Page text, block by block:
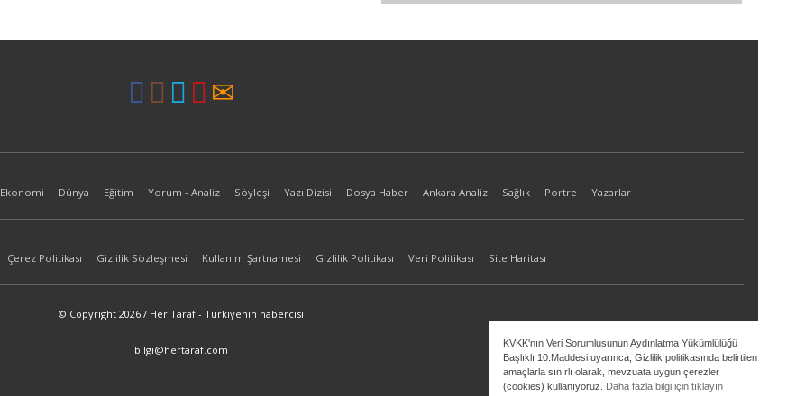
KVKK'nın Veri Sorumlusunun Aydınlatma Yükümlülüğü
Başlıklı 10.Maddesi uyarınca, Gizlilik politikasında belirtilen
amaçlarla sınırlı olarak, mevzuata uygun çerezler
(cookies) kullanıyoruz. Daha fazla bilgi için tıklayın
Ekonomi Dünya Eğitim Yorum - Analiz Söyleşi Yazı Dizisi Dosya Haber Ankara Analiz Sağlık Portre Yazarlar
Çerez Politikası Gizlilik Sözleşmesi Kullanım Şartnamesi Gizlilik Politikası Veri Politikası Site Haritası
© Copyright 2026 / Her Taraf - Türkiyenin habercisi
bilgi@hertaraf.com